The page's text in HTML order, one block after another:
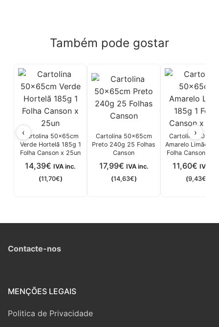
Também pode gostar
Cartolina 50x65cm
Verde Hortelã 185g 1
Folha Canson x 25un
14,39€ IVA inc.
(11,70€)
Cartolina 50x65cm
Preto 240g 25 Folhas
Canson
17,99€ IVA inc.
(14,63€)
Cartolina
Amarelo Limão
Folha Canson x
11,60€ IVA
(9,43€
‹ ›
Contacte-nos
MENÇÕES LEGAIS
Politica de Privacidade